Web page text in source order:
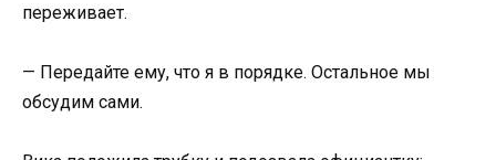
переживает.
— Передайте ему, что я в порядке. Остальное мы
обсудим сами.